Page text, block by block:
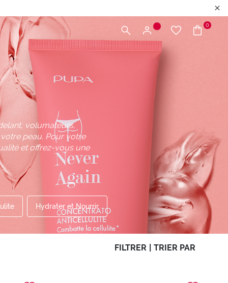
0
volumateurs,
peau. Pour votre
et offrez-vous une
Hydrater et Nourrir
FILTRER TRIER PAR